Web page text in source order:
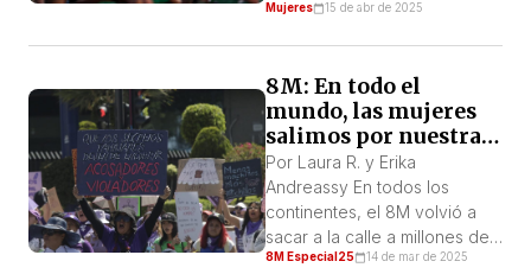
escala global, con un punto
2017/2018. Denominada
“Primavera Feminista”, esta
ola de protestas no fue un
fenómeno aislado, sino parte
de un escenario de
polarización social. Se ha
vinculado a […]
Mujeres 15 de abr de 2025
8M: En todo el
mundo, las mujeres
salimos por nuestras
vidas, nuestros
derechos y contra el
avance de la extrema
derecha
Por Laura R. y Erika
Andreassy En todos los
continentes, el 8M volvió a
sacar a la calle a millones de
personas. En el centro de la
8M Especial25 14 de mar de 2025